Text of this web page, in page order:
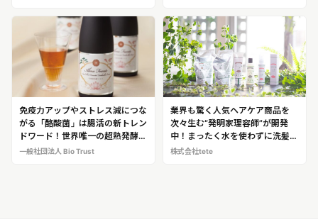
映画監督「野澤和之」
紹介・開発秘話など、取材が可能
です！
免疫力アップやストレス減につな
がる「酪酸菌」は腸活の新トレン
ドワード！世界唯一の超熟発酵ド
リンク「アルマフェンテ」
一般社団法人 Bio Trust
業界も驚く人気ヘアケア商品を
次々生む“発明家理容師”が開発
中！まったく水を使わずに洗髪で
きるドライシャンプー
株式会社tete